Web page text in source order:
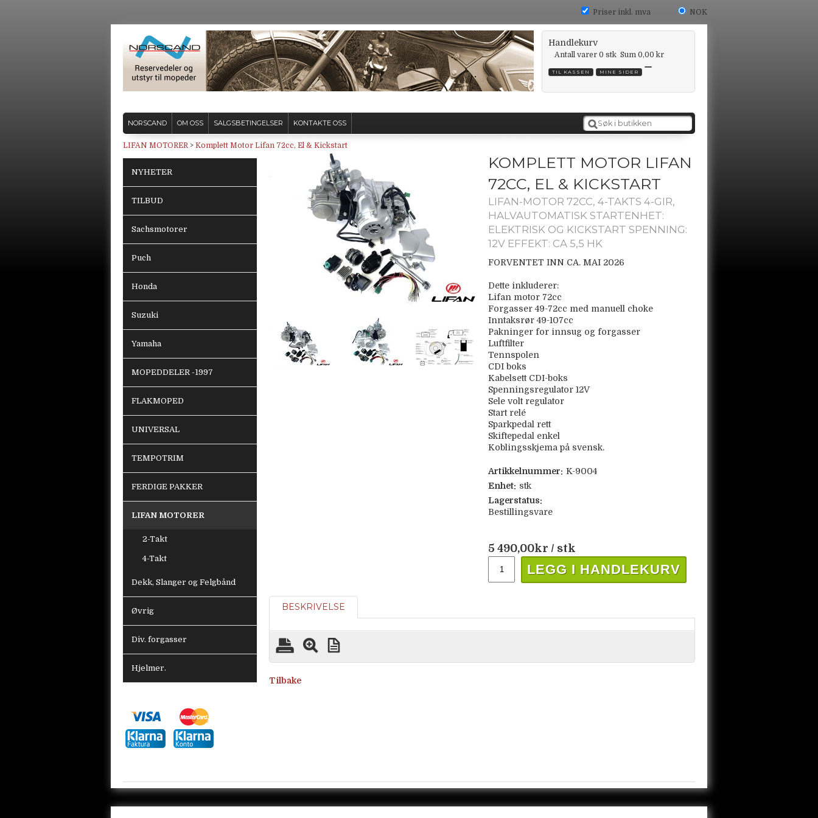
NOK
Priser inkl. mva
Handlekurv
Antall varer 0 stk Sum 0,00 kr
TIL KASSEN MINE SIDER
NORSCAND OM OSS SALGSBETINGELSER KONTAKTE OSS
LIFAN MOTORER > Komplett Motor Lifan 72cc, El & Kickstart
NYHETER
TILBUD
Sachsmotorer
Puch
Honda
Suzuki
Yamaha
MOPEDDELER -1997
FLAKMOPED
UNIVERSAL
TEMPOTRIM
FERDIGE PAKKER
LIFAN MOTORER
2-Takt
4-Takt
Dekk, Slanger og Felgbånd
Øvrig
Div. forgasser
Hjelmer.
KOMPLETT MOTOR LIFAN
72CC, EL & KICKSTART
LIFAN-MOTOR 72CC, 4-TAKTS 4-GIR,
HALVAUTOMATISK STARTENHET:
ELEKTRISK OG KICKSTART SPENNING:
12V EFFEKT: CA 5,5 HK
FORVENTET INN CA. MAI 2026
Dette inkluderer:
Lifan motor 72cc
Forgasser 49-72cc med manuell choke
Inntaksrør 49-107cc
Pakninger for innsug og forgasser
Luftfilter
Tennspolen
CDI boks
Kabelsett CDI-boks
Spenningsregulator 12V
Sele volt regulator
Start relé
Sparkpedal rett
Skiftepedal enkel
Koblingsskjema på svensk.
Artikkelnummer: K-9004
Enhet: stk
Lagerstatus:
Bestillingsvare
5 490,00kr / stk
LEGG I HANDLEKURV
BESKRIVELSE
Tilbake